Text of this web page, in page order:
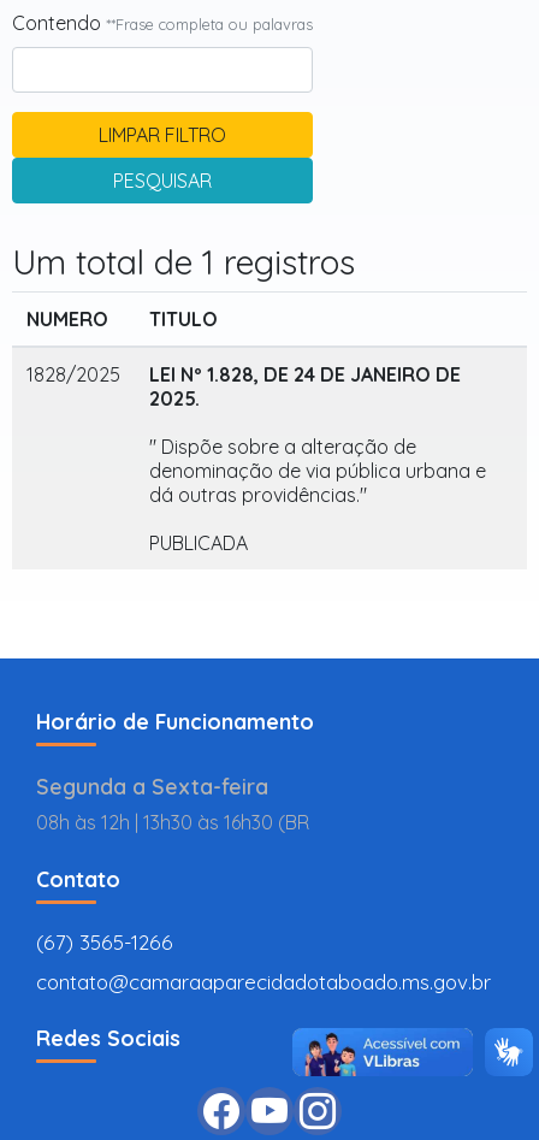
Contendo **Frase completa ou palavras
LIMPAR FILTRO
PESQUISAR
Um total de 1 registros
NUMERO TITULO
1828/2025
LEI Nº 1.828, DE 24 DE JANEIRO DE
2025.
" Dispõe sobre a alteração de
denominação de via pública urbana e
dá outras providências."
PUBLICADA
Horário de Funcionamento
Segunda a Sexta-feira
08h às 12h | 13h30 às 16h30 (BR
Contato
(67) 3565-1266
contato@camaraaparecidadotaboado.ms.gov.br
Redes Sociais